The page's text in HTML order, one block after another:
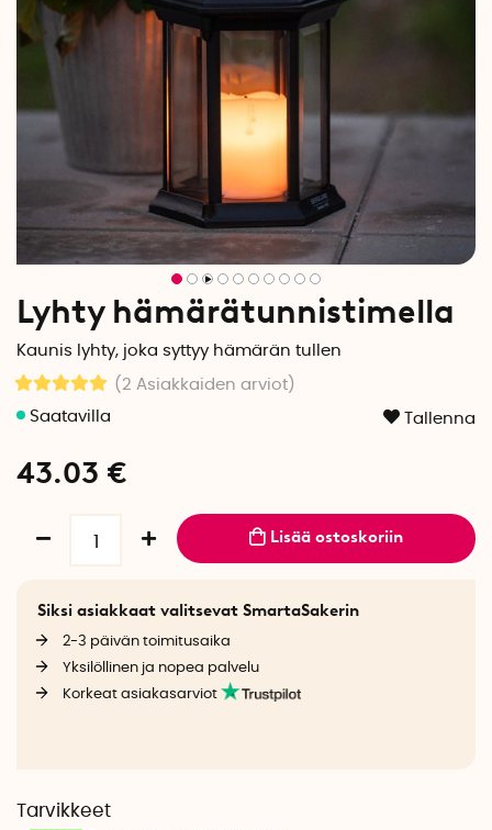
Lyhty hämärätunnistimella
Kaunis lyhty, joka syttyy hämärän tullen
(2 Asiakkaiden arviot )
Tallenna
43.03 €
Lisää ostoskoriin
Siksi asiakkaat valitsevat SmartaSakerin
2-3 päivän toimitusaika
Yksilöllinen ja nopea palvelu
Korkeat asiakasarviot
Tarvikkeet